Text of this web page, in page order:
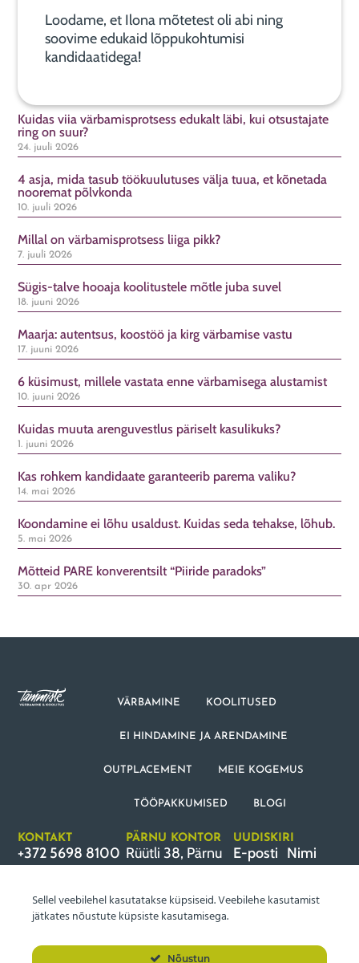
Kuidas viia värbamisprotsess edukalt läbi, kui otsustajate
ring on suur?
24. juuli 2026
4 asja, mida tasub töökuulutuses välja tuua, et kõnetada
nooremat põlvkonda
10. juuli 2026
Millal on värbamisprotsess liiga pikk?
7. juuli 2026
Sügis-talve hooaja koolitustele mõtle juba suvel
18. juuni 2026
Maarja: autentsus, koostöö ja kirg värbamise vastu
17. juuni 2026
6 küsimust, millele vastata enne värbamisega alustamist
10. juuni 2026
Kuidas muuta arenguvestlus päriselt kasulikuks?
1. juuni 2026
Kas rohkem kandidaate garanteerib parema valiku?
14. mai 2026
Koondamine ei lõhu usaldust. Kuidas seda tehakse, lõhub.
5. mai 2026
Mõtteid PARE konverentsilt “Piiride paradoks”
30. apr 2026
Loodame, et Ilona mõtetest oli abi ning
soovime edukaid lõppukohtumisi
kandidaatidega!
VÄRBAMINE KOOLITUSED
EI HINDAMINE JA ARENDAMINE
OUTPLACEMENT MEIE KOGEMUS
TÖÖPAKKUMISED BLOGI
KONTAKT
+372 5698 8100
info@tammistepersonal.ee
PÄRNU KONTOR
Rüütli 38, Pärnu
UUDISKIRI
E-posti
aadress
Nimi
LIITUN
Sellel veebilehel kasutatakse küpsiseid. Veebilehe kasutamist
jätkates nõustute küpsiste kasutamisega.
Nõustun